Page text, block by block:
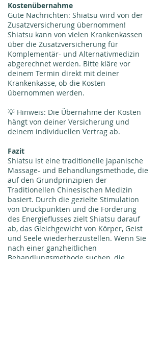
Kostenübernahme
Gute Nachrichten: Shiatsu wird von der
Zusatzversicherung übernommen!
Shiatsu kann von vielen Krankenkassen
über die Zusatzversicherung für
Komplementär- und Alternativmedizin
abgerechnet werden. Bitte kläre vor
deinem Termin direkt mit deiner
Krankenkasse, ob die Kosten
übernommen werden.
💡 Hinweis: Die Übernahme der Kosten
hängt von deiner Versicherung und
deinem individuellen Vertrag ab.
Fazit
Shiatsu ist eine traditionelle japanische
Massage- und Behandlungsmethode, die
auf den Grundprinzipien der
Traditionellen Chinesischen Medizin
basiert. Durch die gezielte Stimulation
von Druckpunkten und die Förderung
des Energieflusses zielt Shiatsu darauf
ab, das Gleichgewicht von Körper, Geist
und Seele wiederherzustellen. Wenn Sie
nach einer ganzheitlichen
Behandlungsmethode suchen, die